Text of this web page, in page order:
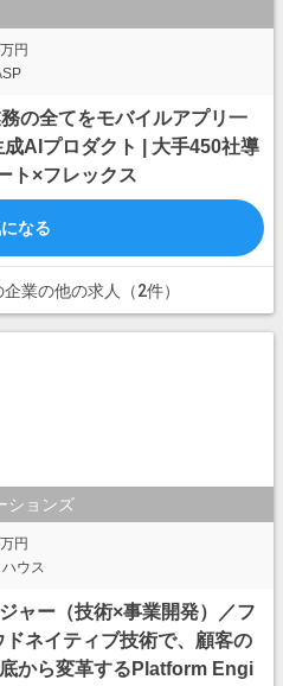
円
の全てをモバイルアプリ一
AIプロダクト | 大手450社導
ト×フレックス
なる
業の他の求人（2件）
ションズ
円
ウス
ャー（技術×事業開発）／フ
ネイティブ技術で、顧客の
から変革するPlatform Engi